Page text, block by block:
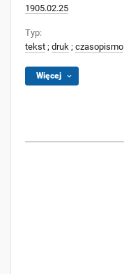
1905.02.25
Typ:
tekst ; druk ; czasopismo
Więcej